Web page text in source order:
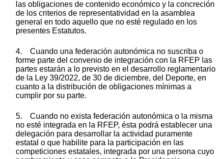
las obligaciones de contenido económico y la concreción
de los criterios de representatividad en la asamblea
general en todo aquello que no esté regulado en los
presentes Estatutos.
4. Cuando una federación autonómica no suscriba o
forme parte del convenio de integración con la RFEP las
partes estarán a lo previsto en el desarrollo reglamentario
de la Ley 39/2022, de 30 de diciembre, del Deporte, en
cuanto a la distribución de obligaciones mínimas a
cumplir por su parte.
5. Cuando no exista federación autonómica o la misma
no esté integrada en la RFEP, ésta podrá establecer una
delegación para desarrollar la actividad puramente
estatal o que habilite para la participación en las
competiciones estatales, integrada por una persona cuyo